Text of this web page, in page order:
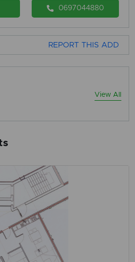
0697044880
REPORT THIS ADD
View All